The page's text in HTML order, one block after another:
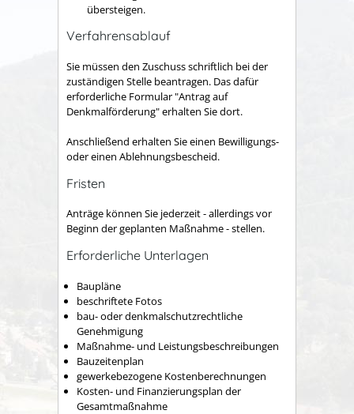
übersteigen.
Verfahrensablauf
Sie müssen den Zuschuss schriftlich bei der
zuständigen Stelle beantragen. Das dafür
erforderliche Formular "Antrag auf
Denkmalförderung" erhalten Sie dort.
Anschließend erhalten Sie einen Bewilligungs-
oder einen Ablehnungsbescheid.
Fristen
Anträge können Sie jederzeit - allerdings vor
Beginn der geplanten Maßnahme - stellen.
Erforderliche Unterlagen
Baupläne
beschriftete Fotos
bau- oder denkmalschutzrechtliche
Genehmigung
Maßnahme- und Leistungsbeschreibungen
Bauzeitenplan
gewerkebezogene Kostenberechnungen
Kosten- und Finanzierungsplan der
Gesamtmaßnahme